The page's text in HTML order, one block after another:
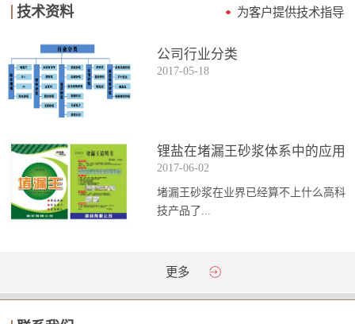
技术资料 为客户提供技术指导
公司行业分类
2017-05-18
锂盐在堵漏王砂浆体系中的应用
2017-06-02
堵漏王砂浆在业界已经算不上什么高科
技产品了...
。简单来说它就是一种能够迅速凝固的
通砂浆的强...
更多